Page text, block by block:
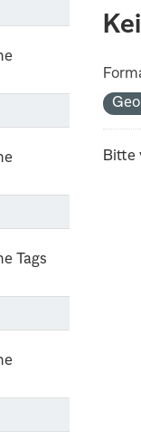
Tags
Bitte